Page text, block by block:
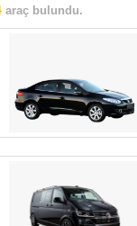
araç bulundu.